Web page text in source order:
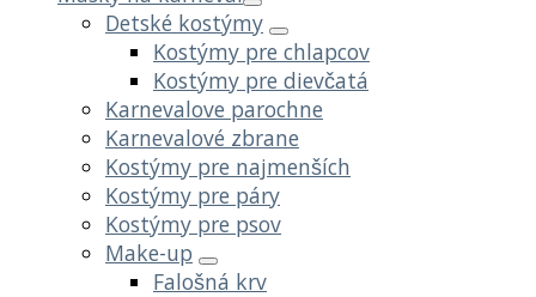
Detské kostýmy
Kostýmy pre chlapcov
Kostýmy pre dievčatá
Karnevalove parochne
Karnevalové zbrane
Kostýmy pre najmenších
Kostýmy pre páry
Kostýmy pre psov
Make-up
Falošná krv